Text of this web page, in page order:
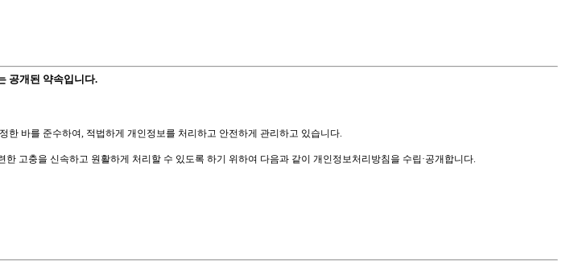
공개된 약속입니다.
한 바를 준수하여, 적법하게 개인정보를 처리하고 안전하게 관리하고 있습니다.
한 고충을 신속하고 원활하게 처리할 수 있도록 하기 위하여 다음과 같이 개인정보처리방침을 수립·공개합니다.